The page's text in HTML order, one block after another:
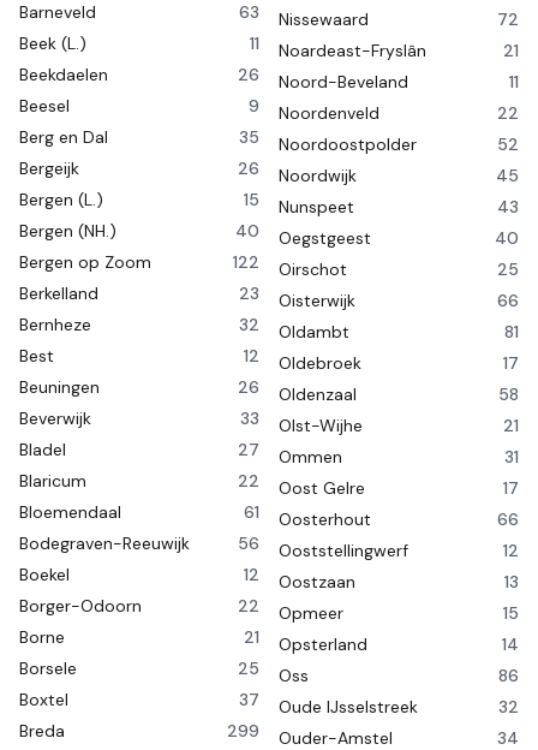
Barneveld
63
Beek (L.)
11
Beekdaelen
26
Beesel
9
Berg en Dal
35
Bergeijk
26
Bergen (L.)
15
Bergen (NH.)
40
Bergen op Zoom
122
Berkelland
23
Bernheze
32
Best
12
Beuningen
26
Beverwijk
33
Bladel
27
Blaricum
22
Bloemendaal
61
Bodegraven-Reeuwijk
56
Boekel
12
Borger-Odoorn
22
Borne
21
Borsele
25
Boxtel
37
Breda
299
Nissewaard
72
Noardeast-Fryslân
21
Noord-Beveland
11
Noordenveld
22
Noordoostpolder
52
Noordwijk
45
Nunspeet
43
Oegstgeest
40
Oirschot
25
Oisterwijk
66
Oldambt
81
Oldebroek
17
Oldenzaal
58
Olst-Wijhe
21
Ommen
31
Oost Gelre
17
Oosterhout
66
Ooststellingwerf
12
Oostzaan
13
Opmeer
15
Opsterland
14
Oss
86
Oude IJsselstreek
32
Ouder-Amstel
34